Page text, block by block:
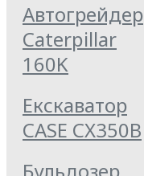
Автогрейдер
Caterpillar
160K
Екскаватор
CASE CX350B